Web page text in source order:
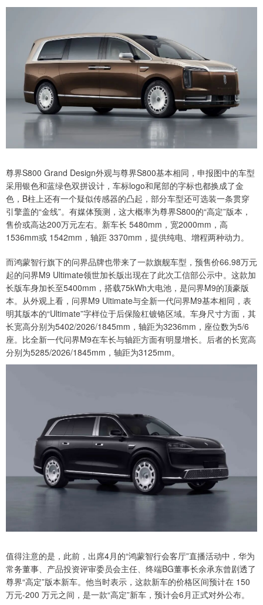
尊界S800 Grand Design外观与尊界S800基本相同，申报图中的车型
采用银色和蓝绿色双拼设计，车标logo和尾部的字标也都换成了金
色，B柱上还有一个疑似传感器的凸起，部分车型还可选装一条贯穿
引擎盖的“金线”。有媒体预测，这大概率为尊界S800的“高定”版本，
售价或高达200万元左右。新车长 5480mm，宽2000mm，高
1536mm或 1542mm，轴距 3370mm，提供纯电、增程两种动力。
而鸿蒙智行旗下的问界品牌也带来了一款旗舰车型，预售价66.98万元
起的问界M9 Ultimate领世加长版出现在了此次工信部公示中。这款加
长版车身加长至5400mm，搭载75kWh大电池，是问界M9的顶豪版
本。从外观上看，问界M9 Ultimate与全新一代问界M9基本相同，表
明其版本的“Ultimate”字样位于后保险杠镀铬区域。车身尺寸方面，其
长宽高分别为5402/2026/1845mm，轴距为3236mm，座位数为5/6
座。比全新一代问界M9在车长与轴距方面有明显增长。后者的长宽高
分别为5285/2026/1845mm，轴距为3125mm。
值得注意的是，此前，出席4月的“鸿蒙智行会客厅”直播活动中，华为
常务董事、产品投资评审委员会主任、终端BG董事长余承东曾剧透了
尊界“高定”版本新车。他当时表示，这款新车的价格区间预计在 150
万元-200 万元之间，是一款“高定”新车，预计会6月正式对外公布。